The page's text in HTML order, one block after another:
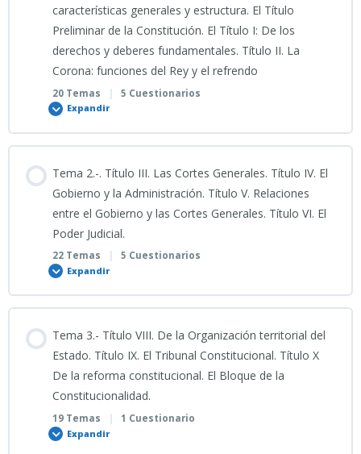
características generales y estructura. El Título
Preliminar de la Constitución. El Título I: De los
derechos y deberes fundamentales. Título II. La
Corona: funciones del Rey y el refrendo
20 Temas | 5 Cuestionarios
Expandir
0% COMPLETADO 0/20 Pasos
VÍDEO EXPLICATIVO TEMA 1 GENERAL
PODCAST TEMA 1 GENERAL
Guía de Estudio Detallada_TEMA 1 GENERAL
PREGUNTAS FRECUENTES TEMA 1 GENERAL
Tema 2.-. Título III. Las Cortes Generales. Título IV. El
Gobierno y la Administración. Título V. Relaciones
entre el Gobierno y las Cortes Generales. Título VI. El
Poder Judicial.
22 Temas 5 Cuestionarios
Expandir
0% COMPLETADO 0/22 Pasos
VÍDEO EXPLICATIVO TEMA 2 GENERAL
Tema 3.- Título VIII. De la Organización territorial del
Estado. Título IX. El Tribunal Constitucional. Título X
De la reforma constitucional. El Bloque de la
Constitucionalidad.
19 Temas 1 Cuestionario
Expandir